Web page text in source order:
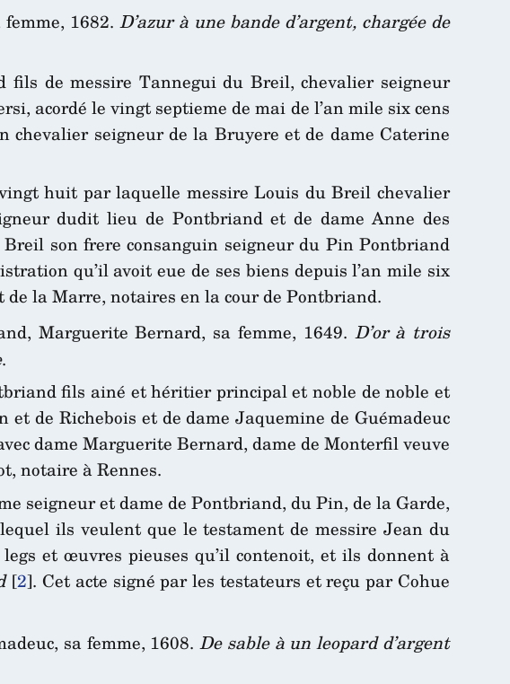
1682. D’azur à une bande d’argent, chargée de
de messire Tannegui du Breil, chevalier seigneur
acordé le vingt septieme de mai de l’an mile six cens
seigneur de la Bruyere et de dame Caterine
huit par laquelle messire Louis du Breil chevalier
dudit lieu de Pontbriand et de dame Anne des
son frere consanguin seigneur du Pin Pontbriand
qu’il avoit eue de ses biens depuis l’an mile six
de la Marre, notaires en la cour de Pontbriand.
Marguerite Bernard, sa femme, 1649. D’or à trois
.
fils ainé et héritier principal et noble de noble et
de Richebois et de dame Jaquemine de Guémadeuc
dame Marguerite Bernard, dame de Monterfil veuve
notaire à Rennes.
seigneur et dame de Pontbriand, du Pin, de la Garde,
ils veulent que le testament de messire Jean du
et œuvres pieuses qu’il contenoit, et ils donnent à
[2]. Cet acte signé par les testateurs et reçu par Cohue
sa femme, 1608.De sable à un leopard d’argent